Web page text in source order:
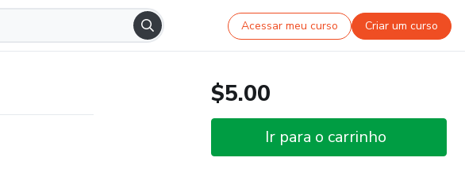
Acessar meu curso Criar um curso
$5.00
Ir para o carrinho